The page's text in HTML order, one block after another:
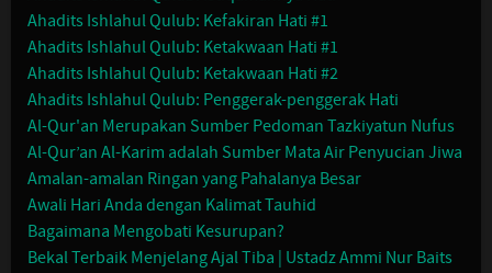
Ahadits Ishlahul Qulub: Kefakiran Hati #1
Ahadits Ishlahul Qulub: Ketakwaan Hati #1
Ahadits Ishlahul Qulub: Ketakwaan Hati #2
Ahadits Ishlahul Qulub: Penggerak-penggerak Hati
Al-Qur'an Merupakan Sumber Pedoman Tazkiyatun Nufus
Al-Qur’an Al-Karim adalah Sumber Mata Air Penyucian Jiwa
Amalan-amalan Ringan yang Pahalanya Besar
Awali Hari Anda dengan Kalimat Tauhid
Bagaimana Mengobati Kesurupan?
Bekal Terbaik Menjelang Ajal Tiba | Ustadz Ammi Nur Baits